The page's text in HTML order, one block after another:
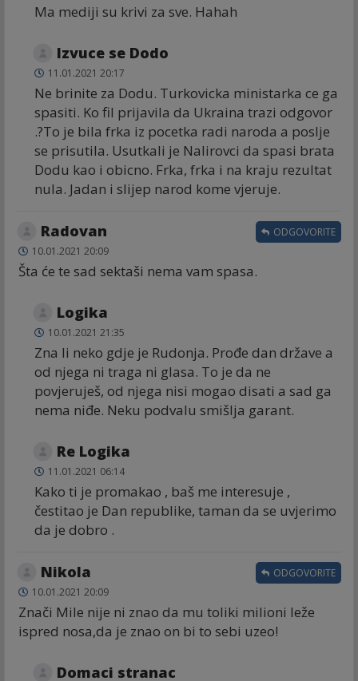
Ma mediji su krivi za sve. Hahah
Izvuce se Dodo
11.01.2021 20:17
Ne brinite za Dodu. Turkovicka ministarka ce ga
spasiti. Ko fil prijavila da Ukraina trazi odgovor
.?To je bila frka iz pocetka radi naroda a poslje
se prisutila. Usutkali je Nalirovci da spasi brata
Dodu kao i obicno. Frka, frka i na kraju rezultat
nula. Jadan i slijep narod kome vjeruje.
Radovan
10.01.2021 20:09
Šta će te sad sektaši nema vam spasa.
ODGOVORITE
Logika
10.01.2021 21:35
Zna li neko gdje je Rudonja. Prođe dan države a
od njega ni traga ni glasa. To je da ne
povjeruješ, od njega nisi mogao disati a sad ga
nema niđe. Neku podvalu smišlja garant.
Re Logika
11.01.2021 06:14
Kako ti je promakao , baš me interesuje ,
čestitao je Dan republike, taman da se uvjerimo
da je dobro .
Nikola
10.01.2021 20:09
Znači Mile nije ni znao da mu toliki milioni leže
ispred nosa,da je znao on bi to sebi uzeo!
ODGOVORITE
Domaci stranac